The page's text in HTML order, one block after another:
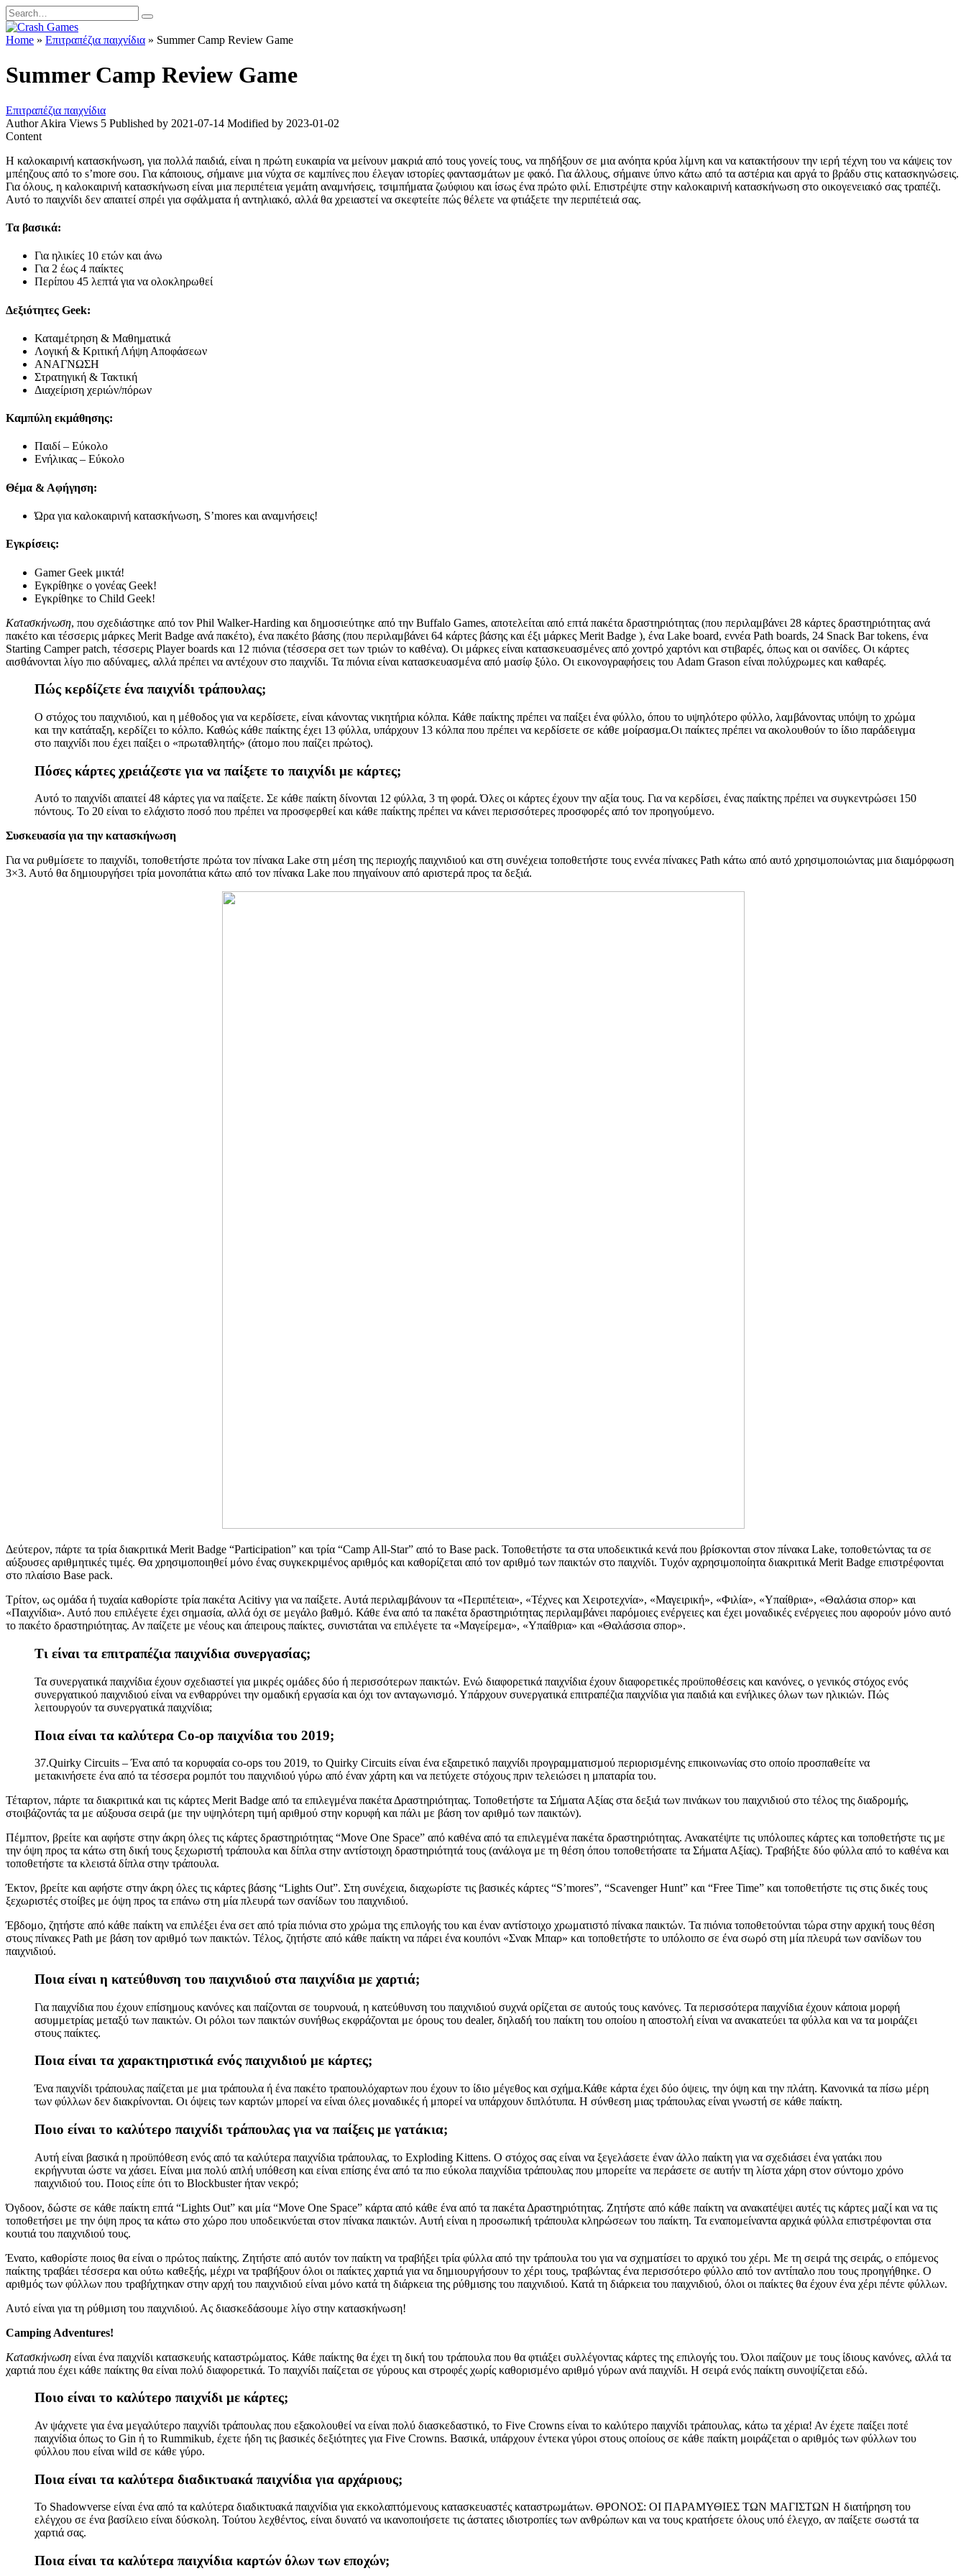
Skip
to
content
Search
for:
Home » Επιτραπέζια παιχνίδια » Summer Camp Review Game
Summer Camp Review Game
Επιτραπέζια παιχνίδια
Author Akira Views 5 Published by 2021-07-14 Modified by 2023-01-02
Content
Η καλοκαιρινή κατασκήνωση, για πολλά παιδιά, είναι η πρώτη ευκαιρία να μείνουν μακριά από τους γονείς τους, να πηδήξουν σε μια ανόητα κρύα λίμνη και να κατακτήσουν την ιερή τέχνη του να κάψεις τον
μπέηζους από το s’more σου. Για κάποιους, σήμαινε μια νύχτα σε καμπίνες που έλεγαν ιστορίες φαντασμάτων με φακό. Για άλλους, σήμαινε ύπνο κάτω από τα αστέρια και αργά το βράδυ στις κατασκηνώσεις.
Για όλους, η καλοκαιρινή κατασκήνωση είναι μια περιπέτεια γεμάτη αναμνήσεις, τσιμπήματα ζωύφιου και ίσως ένα πρώτο φιλί. Επιστρέψτε στην καλοκαιρινή κατασκήνωση στο οικογενειακό σας τραπέζι.
Αυτό το παιχνίδι δεν απαιτεί σπρέι για σφάλματα ή αντηλιακό, αλλά θα χρειαστεί να σκεφτείτε πώς θέλετε να φτιάξετε την περιπέτειά σας.
Τα βασικά:
Για ηλικίες 10 ετών και άνω
Για 2 έως 4 παίκτες
Περίπου 45 λεπτά για να ολοκληρωθεί
Δεξιότητες Geek:
Καταμέτρηση & Μαθηματικά
Λογική & Κριτική Λήψη Αποφάσεων
ΑΝΑΓΝΩΣΗ
Στρατηγική & Τακτική
Διαχείριση χεριών/πόρων
Καμπύλη εκμάθησης:
Παιδί – Εύκολο
Ενήλικας – Εύκολο
Θέμα & Αφήγηση:
Ώρα για καλοκαιρινή κατασκήνωση, S’mores και αναμνήσεις!
Εγκρίσεις:
Gamer Geek μικτά!
Εγκρίθηκε ο γονέας Geek!
Εγκρίθηκε το Child Geek!
Κατασκήνωση, που σχεδιάστηκε από τον Phil Walker-Harding και δημοσιεύτηκε από την Buffalo Games, αποτελείται από επτά πακέτα δραστηριότητας (που περιλαμβάνει 28 κάρτες δραστηριότητας ανά
πακέτο και τέσσερις μάρκες Merit Badge ανά πακέτο), ένα πακέτο βάσης (που περιλαμβάνει 64 κάρτες βάσης και έξι μάρκες Merit Badge ), ένα Lake board, εννέα Path boards, 24 Snack Bar tokens, ένα
Starting Camper patch, τέσσερις Player boards και 12 πιόνια (τέσσερα σετ των τριών το καθένα). Οι μάρκες είναι κατασκευασμένες από χοντρό χαρτόνι και στιβαρές, όπως και οι σανίδες. Οι κάρτες
αισθάνονται λίγο πιο αδύναμες, αλλά πρέπει να αντέχουν στο παιχνίδι. Τα πιόνια είναι κατασκευασμένα από μασίφ ξύλο. Οι εικονογραφήσεις του Adam Grason είναι πολύχρωμες και καθαρές.
Πώς κερδίζετε ένα παιχνίδι τράπουλας;
Ο στόχος του παιχνιδιού, και η μέθοδος για να κερδίσετε, είναι κάνοντας νικητήρια κόλπα. Κάθε παίκτης πρέπει να παίξει ένα φύλλο, όπου το υψηλότερο φύλλο, λαμβάνοντας υπόψη το χρώμα
και την κατάταξη, κερδίζει το κόλπο. Καθώς κάθε παίκτης έχει 13 φύλλα, υπάρχουν 13 κόλπα που πρέπει να κερδίσετε σε κάθε μοίρασμα.Οι παίκτες πρέπει να ακολουθούν το ίδιο παράδειγμα
στο παιχνίδι που έχει παίξει ο «πρωταθλητής» (άτομο που παίζει πρώτος).
Πόσες κάρτες χρειάζεστε για να παίξετε το παιχνίδι με κάρτες;
Αυτό το παιχνίδι απαιτεί 48 κάρτες για να παίξετε. Σε κάθε παίκτη δίνονται 12 φύλλα, 3 τη φορά. Όλες οι κάρτες έχουν την αξία τους. Για να κερδίσει, ένας παίκτης πρέπει να συγκεντρώσει 150
πόντους. Το 20 είναι το ελάχιστο ποσό που πρέπει να προσφερθεί και κάθε παίκτης πρέπει να κάνει περισσότερες προσφορές από τον προηγούμενο.
Συσκευασία για την κατασκήνωση
Για να ρυθμίσετε το παιχνίδι, τοποθετήστε πρώτα τον πίνακα Lake στη μέση της περιοχής παιχνιδιού και στη συνέχεια τοποθετήστε τους εννέα πίνακες Path κάτω από αυτό χρησιμοποιώντας μια διαμόρφωση
3×3. Αυτό θα δημιουργήσει τρία μονοπάτια κάτω από τον πίνακα Lake που πηγαίνουν από αριστερά προς τα δεξιά.
Δεύτερον, πάρτε τα τρία διακριτικά Merit Badge “Participation” και τρία “Camp All-Star” από το Base pack. Τοποθετήστε τα στα υποδεικτικά κενά που βρίσκονται στον πίνακα Lake, τοποθετώντας τα σε
αύξουσες αριθμητικές τιμές. Θα χρησιμοποιηθεί μόνο ένας συγκεκριμένος αριθμός και καθορίζεται από τον αριθμό των παικτών στο παιχνίδι. Τυχόν αχρησιμοποίητα διακριτικά Merit Badge επιστρέφονται
στο πλαίσιο Base pack.
Τρίτον, ως ομάδα ή τυχαία καθορίστε τρία πακέτα Acitivy για να παίξετε. Αυτά περιλαμβάνουν τα «Περιπέτεια», «Τέχνες και Χειροτεχνία», «Μαγειρική», «Φιλία», «Υπαίθρια», «Θαλάσια σπορ» και
«Παιχνίδια». Αυτό που επιλέγετε έχει σημασία, αλλά όχι σε μεγάλο βαθμό. Κάθε ένα από τα πακέτα δραστηριότητας περιλαμβάνει παρόμοιες ενέργειες και έχει μοναδικές ενέργειες που αφορούν μόνο αυτό
το πακέτο δραστηριότητας. Αν παίζετε με νέους και άπειρους παίκτες, συνιστάται να επιλέγετε τα «Μαγείρεμα», «Υπαίθρια» και «Θαλάσσια σπορ».
Τι είναι τα επιτραπέζια παιχνίδια συνεργασίας;
Τα συνεργατικά παιχνίδια έχουν σχεδιαστεί για μικρές ομάδες δύο ή περισσότερων παικτών. Ενώ διαφορετικά παιχνίδια έχουν διαφορετικές προϋποθέσεις και κανόνες, ο γενικός στόχος ενός
συνεργατικού παιχνιδιού είναι να ενθαρρύνει την ομαδική εργασία και όχι τον ανταγωνισμό. Υπάρχουν συνεργατικά επιτραπέζια παιχνίδια για παιδιά και ενήλικες όλων των ηλικιών. Πώς
λειτουργούν τα συνεργατικά παιχνίδια;
Ποια είναι τα καλύτερα Co-op παιχνίδια του 2019;
37.Quirky Circuits – Ένα από τα κορυφαία co-ops του 2019, το Quirky Circuits είναι ένα εξαιρετικό παιχνίδι προγραμματισμού περιορισμένης επικοινωνίας στο οποίο προσπαθείτε να
μετακινήσετε ένα από τα τέσσερα ρομπότ του παιχνιδιού γύρω από έναν χάρτη και να πετύχετε στόχους πριν τελειώσει η μπαταρία του.
Τέταρτον, πάρτε τα διακριτικά και τις κάρτες Merit Badge από τα επιλεγμένα πακέτα Δραστηριότητας. Τοποθετήστε τα Σήματα Αξίας στα δεξιά των πινάκων του παιχνιδιού στο τέλος της διαδρομής,
στοιβάζοντάς τα με αύξουσα σειρά (με την υψηλότερη τιμή αριθμού στην κορυφή και πάλι με βάση τον αριθμό των παικτών).
Πέμπτον, βρείτε και αφήστε στην άκρη όλες τις κάρτες δραστηριότητας “Move One Space” από καθένα από τα επιλεγμένα πακέτα δραστηριότητας. Ανακατέψτε τις υπόλοιπες κάρτες και τοποθετήστε τις με
την όψη προς τα κάτω στη δική τους ξεχωριστή τράπουλα και δίπλα στην αντίστοιχη δραστηριότητά τους (ανάλογα με τη θέση όπου τοποθετήσατε τα Σήματα Αξίας). Τραβήξτε δύο φύλλα από το καθένα και
τοποθετήστε τα κλειστά δίπλα στην τράπουλα.
Έκτον, βρείτε και αφήστε στην άκρη όλες τις κάρτες βάσης “Lights Out”. Στη συνέχεια, διαχωρίστε τις βασικές κάρτες “S’mores”, “Scavenger Hunt” και “Free Time” και τοποθετήστε τις στις δικές τους
ξεχωριστές στοίβες με όψη προς τα επάνω στη μία πλευρά των σανίδων του παιχνιδιού.
Έβδομο, ζητήστε από κάθε παίκτη να επιλέξει ένα σετ από τρία πιόνια στο χρώμα της επιλογής του και έναν αντίστοιχο χρωματιστό πίνακα παικτών. Τα πιόνια τοποθετούνται τώρα στην αρχική τους θέση
στους πίνακες Path με βάση τον αριθμό των παικτών. Τέλος, ζητήστε από κάθε παίκτη να πάρει ένα κουπόνι «Σνακ Μπαρ» και τοποθετήστε το υπόλοιπο σε ένα σωρό στη μία πλευρά των σανίδων του
παιχνιδιού.
Ποια είναι η κατεύθυνση του παιχνιδιού στα παιχνίδια με χαρτιά;
Για παιχνίδια που έχουν επίσημους κανόνες και παίζονται σε τουρνουά, η κατεύθυνση του παιχνιδιού συχνά ορίζεται σε αυτούς τους κανόνες. Τα περισσότερα παιχνίδια έχουν κάποια μορφή
ασυμμετρίας μεταξύ των παικτών. Οι ρόλοι των παικτών συνήθως εκφράζονται με όρους του dealer, δηλαδή του παίκτη του οποίου η αποστολή είναι να ανακατεύει τα φύλλα και να τα μοιράζει
στους παίκτες.
Ποια είναι τα χαρακτηριστικά ενός παιχνιδιού με κάρτες;
Ένα παιχνίδι τράπουλας παίζεται με μια τράπουλα ή ένα πακέτο τραπουλόχαρτων που έχουν το ίδιο μέγεθος και σχήμα.Κάθε κάρτα έχει δύο όψεις, την όψη και την πλάτη. Κανονικά τα πίσω μέρη
των φύλλων δεν διακρίνονται. Οι όψεις των καρτών μπορεί να είναι όλες μοναδικές ή μπορεί να υπάρχουν διπλότυπα. Η σύνθεση μιας τράπουλας είναι γνωστή σε κάθε παίκτη.
Ποιο είναι το καλύτερο παιχνίδι τράπουλας για να παίξεις με γατάκια;
Αυτή είναι βασικά η προϋπόθεση ενός από τα καλύτερα παιχνίδια τράπουλας, το Exploding Kittens. Ο στόχος σας είναι να ξεγελάσετε έναν άλλο παίκτη για να σχεδιάσει ένα γατάκι που
εκρήγνυται ώστε να χάσει. Είναι μια πολύ απλή υπόθεση και είναι επίσης ένα από τα πιο εύκολα παιχνίδια τράπουλας που μπορείτε να περάσετε σε αυτήν τη λίστα χάρη στον σύντομο χρόνο
παιχνιδιού του. Ποιος είπε ότι το Blockbuster ήταν νεκρό;
Όγδοον, δώστε σε κάθε παίκτη επτά “Lights Out” και μία “Move One Space” κάρτα από κάθε ένα από τα πακέτα Δραστηριότητας. Ζητήστε από κάθε παίκτη να ανακατέψει αυτές τις κάρτες μαζί και να τις
τοποθετήσει με την όψη προς τα κάτω στο χώρο που υποδεικνύεται στον πίνακα παικτών. Αυτή είναι η προσωπική τράπουλα κληρώσεων του παίκτη. Τα εναπομείναντα αρχικά φύλλα επιστρέφονται στα
κουτιά του παιχνιδιού τους.
Ένατο, καθορίστε ποιος θα είναι ο πρώτος παίκτης. Ζητήστε από αυτόν τον παίκτη να τραβήξει τρία φύλλα από την τράπουλα του για να σχηματίσει το αρχικό του χέρι. Με τη σειρά της σειράς, ο επόμενος
παίκτης τραβάει τέσσερα και ούτω καθεξής, μέχρι να τραβήξουν όλοι οι παίκτες χαρτιά για να δημιουργήσουν το χέρι τους, τραβώντας ένα περισσότερο φύλλο από τον αντίπαλο που τους προηγήθηκε. Ο
αριθμός των φύλλων που τραβήχτηκαν στην αρχή του παιχνιδιού είναι μόνο κατά τη διάρκεια της ρύθμισης του παιχνιδιού. Κατά τη διάρκεια του παιχνιδιού, όλοι οι παίκτες θα έχουν ένα χέρι πέντε φύλλων.
Αυτό είναι για τη ρύθμιση του παιχνιδιού. Ας διασκεδάσουμε λίγο στην κατασκήνωση!
Camping Adventures!
Κατασκήνωση είναι ένα παιχνίδι κατασκευής καταστρώματος. Κάθε παίκτης θα έχει τη δική του τράπουλα που θα φτιάξει συλλέγοντας κάρτες της επιλογής του. Όλοι παίζουν με τους ίδιους κανόνες, αλλά τα
χαρτιά που έχει κάθε παίκτης θα είναι πολύ διαφορετικά. Το παιχνίδι παίζεται σε γύρους και στροφές χωρίς καθορισμένο αριθμό γύρων ανά παιχνίδι. Η σειρά ενός παίκτη συνοψίζεται εδώ.
Ποιο είναι το καλύτερο παιχνίδι με κάρτες;
Αν ψάχνετε για ένα μεγαλύτερο παιχνίδι τράπουλας που εξακολουθεί να είναι πολύ διασκεδαστικό, το Five Crowns είναι το καλύτερο παιχνίδι τράπουλας, κάτω τα χέρια! Αν έχετε παίξει ποτέ
παιχνίδια όπως το Gin ή το Rummikub, έχετε ήδη τις βασικές δεξιότητες για Five Crowns. Βασικά, υπάρχουν έντεκα γύροι στους οποίους σε κάθε παίκτη μοιράζεται ο αριθμός των φύλλων του
φύλλου που είναι wild σε κάθε γύρο.
Ποια είναι τα καλύτερα διαδικτυακά παιχνίδια για αρχάριους;
Το Shadowverse είναι ένα από τα καλύτερα διαδικτυακά παιχνίδια για εκκολαπτόμενους κατασκευαστές καταστρωμάτων. ΘΡΟΝΟΣ: ΟΙ ΠΑΡΑΜΥΘΙΕΣ ΤΩΝ ΜΑΓΙΣΤΩΝ Η διατήρηση του
ελέγχου σε ένα βασίλειο είναι δύσκολη. Τούτου λεχθέντος, είναι δυνατό να ικανοποιήσετε τις άστατες ιδιοτροπίες των ανθρώπων και να τους κρατήσετε όλους υπό έλεγχο, αν παίξετε σωστά τα
χαρτιά σας.
Ποια είναι τα καλύτερα παιχνίδια καρτών όλων των εποχών;